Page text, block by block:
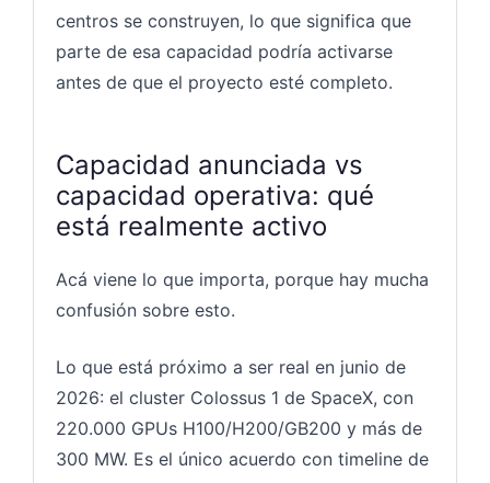
centros se construyen, lo que significa que
parte de esa capacidad podría activarse
antes de que el proyecto esté completo.
Capacidad anunciada vs
capacidad operativa: qué
está realmente activo
Acá viene lo que importa, porque hay mucha
confusión sobre esto.
Lo que está próximo a ser real en junio de
2026: el cluster Colossus 1 de SpaceX, con
220.000 GPUs H100/H200/GB200 y más de
300 MW. Es el único acuerdo con timeline de